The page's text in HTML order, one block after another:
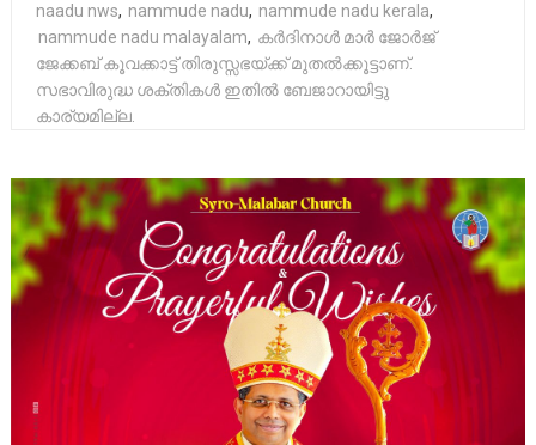
naadu nws, nammude nadu, nammude nadu kerala,
nammude nadu malayalam, കർദിനാൾ മാർ ജോർജ്
ജേക്കബ് കൂവക്കാട്ട് തിരുസ്സഭയ്ക്ക് മുതൽക്കൂട്ടാണ്.
സഭാവിരുദ്ധ ശക്തികൾ ഇതിൽ ബേജാറായിട്ടു
കാര്യമില്ല.